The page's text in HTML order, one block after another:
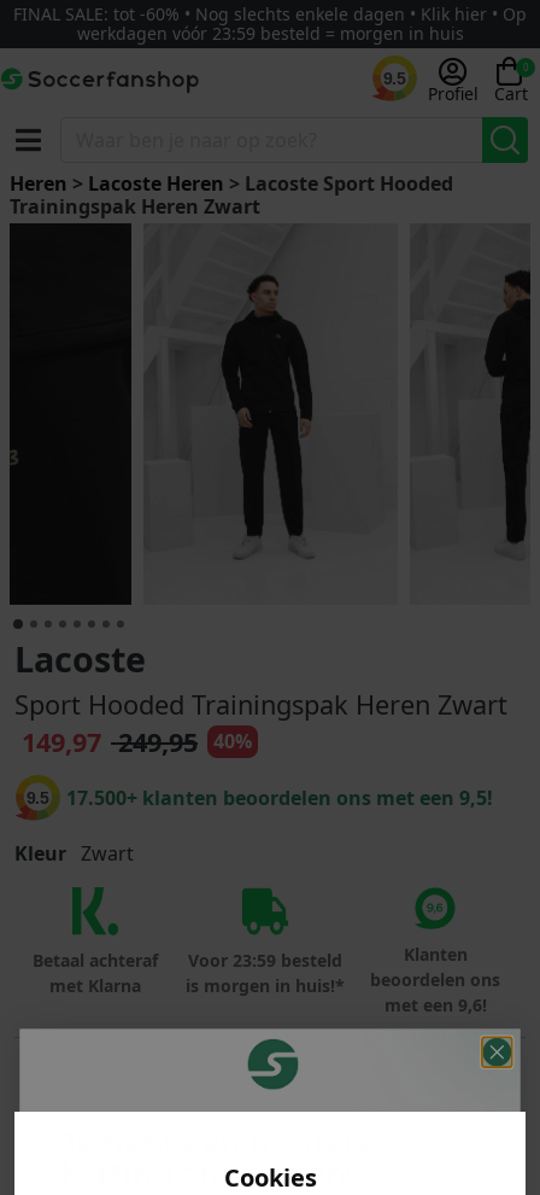
Cookies
FINAL SALE: tot -60% • Nog slechts enkele dagen • Klik hier • Op
werkdagen vóór 23:59 besteld = morgen in huis
9.5
Profiel
0
Cart
Heren > Lacoste Heren > Lacoste Sport Hooded
Trainingspak Heren Zwart
Lacoste
Sport Hooded Trainingspak Heren Zwart
149,97 249,95 40%
9.5 17.500+ klanten beoordelen ons met een 9,5!
Kleur Zwart
Betaal achteraf
met Klarna
Voor 23:59 besteld
is morgen in huis!*
Klanten
beoordelen ons
met een 9,6!
PRODUCTINFORMATIE
korting ontvangen!